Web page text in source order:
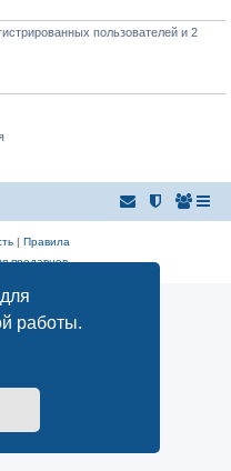
работы.
пользователей и 2
| Правила
продавцов